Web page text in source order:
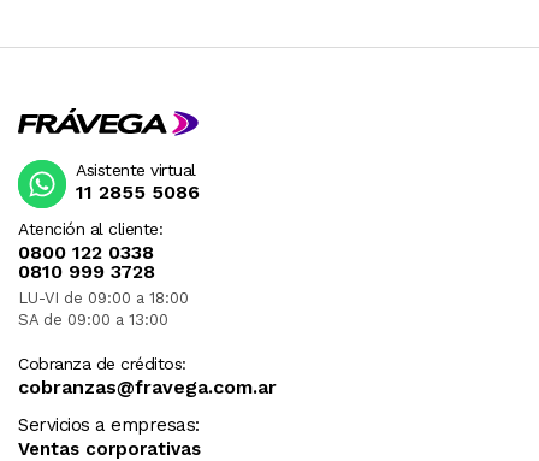
Atención al cliente:
0800 122 0338
0810 999 3728
LU-VI de 09:00 a 18:00
SA de 09:00 a 13:00
Cobranza de créditos:
cobranzas@fravega.com.ar
Servicios a empresas:
Ventas corporativas
Asistente virtual
11 2855 5086